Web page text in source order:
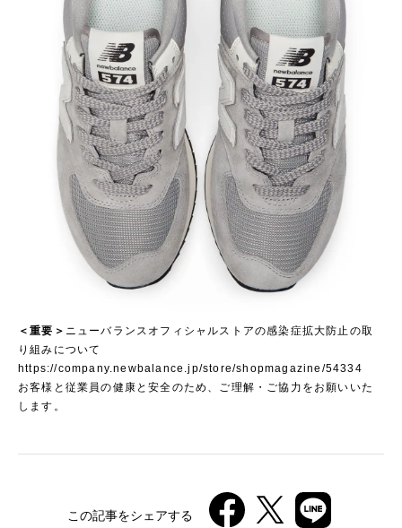
＜重要＞ ニューバランスオフィシャルストアの感染症拡大防止の取
り組みについて
https://company.newbalance.jp/store/shopmagazine/54334
お客様と従業員の健康と安全のため、ご理解・ご協力をお願いいた
します。
この記事をシェアする